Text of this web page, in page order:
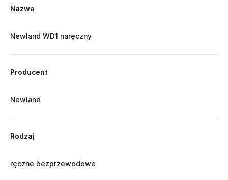
Nazwa
Newland WD1 naręczny
Producent
Newland
Rodzaj
ręczne bezprzewodowe